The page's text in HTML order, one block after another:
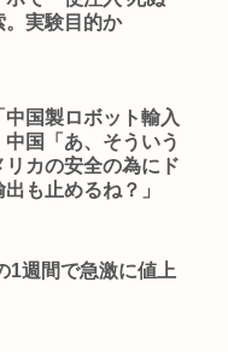
巡り持論「強制し
ツは運転すんな
度のフェラチオで
せて合流塞いで来
くのは、頑張る人
い薄暗い欲望のせ
。実験目的か
中国製ロボット輸入
国「あ、そういう
リカの安全の為にド
も止めるね？」
1週間で急激に値上